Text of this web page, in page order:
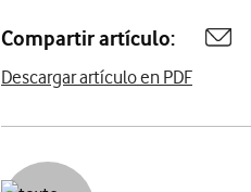
Compartir artículo:
Descargar artículo en PDF